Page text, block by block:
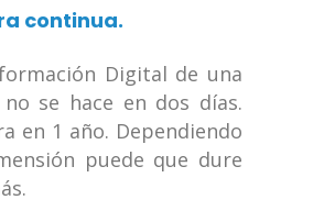
continua.
Digital de una
se hace en dos días.
en 1 año. Dependiendo
puede que dure